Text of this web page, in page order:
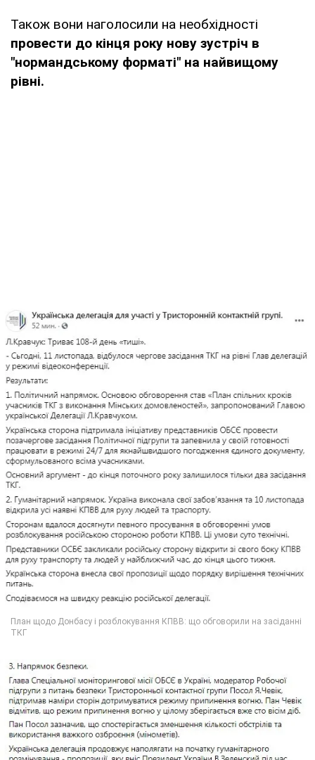
Також вони наголосили на необхідності
провести до кінця року нову зустріч в
"нормандському форматі" на найвищому
рівні.